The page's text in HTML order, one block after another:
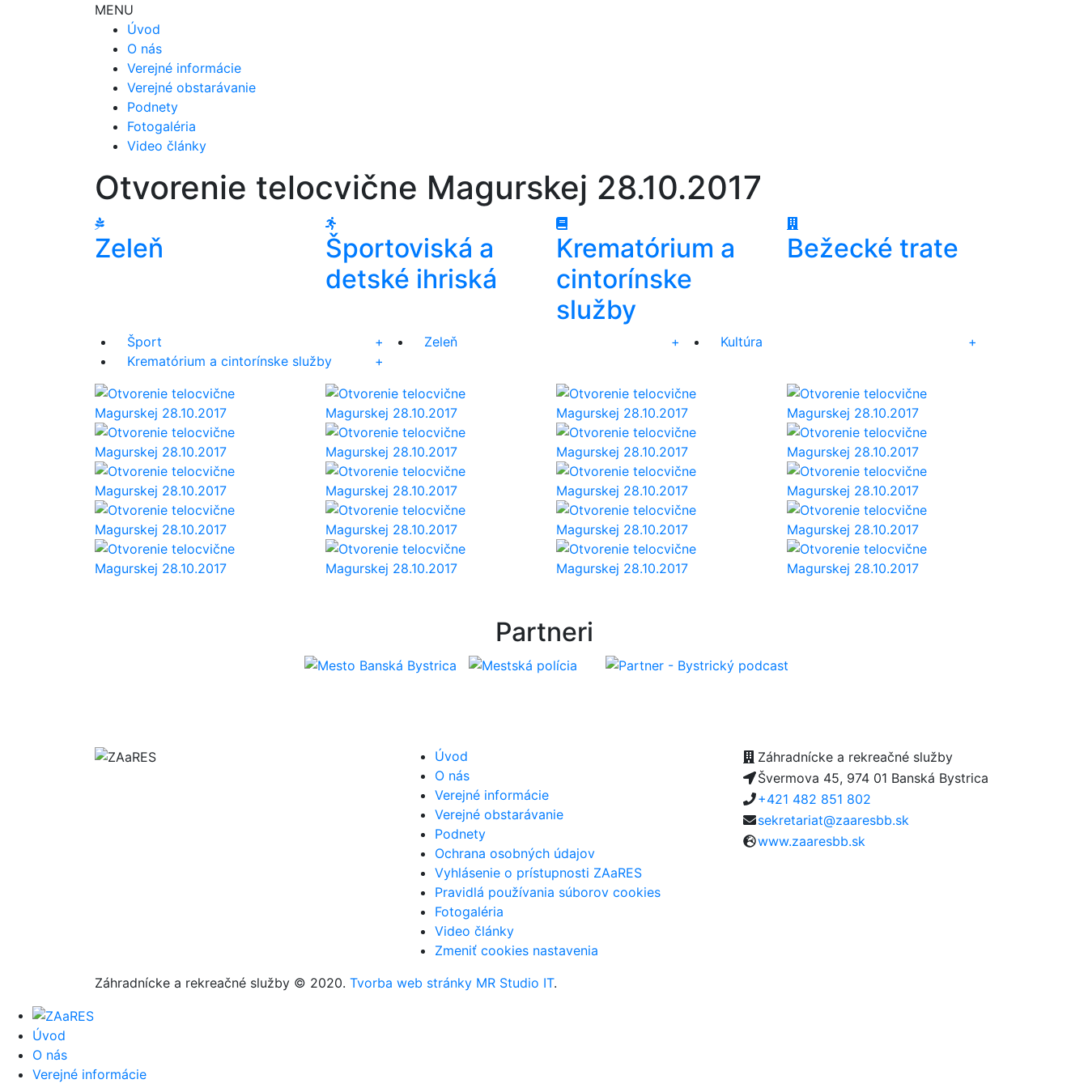
MENU
Úvod
O nás
Verejné informácie
Verejné obstarávanie
Podnety
Fotogaléria
Video články
Otvorenie telocvične Magurskej 28.10.2017
Zeleň
Športoviská a
detské ihriská
Krematórium a
cintorínske
služby
Bežecké trate
Šport + Zeleň + Kultúra
+
Krematórium a cintorínske služby
+
Partneri
Úvod
O nás
Verejné informácie
Verejné obstarávanie
Podnety
Ochrana osobných údajov
Vyhlásenie o prístupnosti ZAaRES
Pravidlá používania súborov cookies
Fotogaléria
Video články
Zmeniť cookies nastavenia
Záhradnícke a rekreačné služby
Švermova 45, 974 01 Banská Bystrica
+421 482 851 802
sekretariat@zaaresbb.sk
www.zaaresbb.sk
Záhradnícke a rekreačné služby © 2020. Tvorba web stránky MR Studio IT.
Úvod
O nás
Verejné informácie